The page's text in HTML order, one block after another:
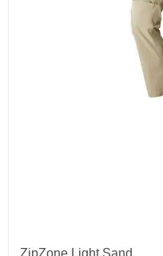
ZipZone Light Sand